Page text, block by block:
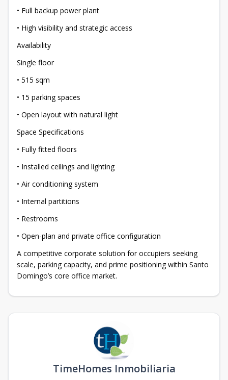
• Full backup power plant
• High visibility and strategic access
Availability
Single floor
• 515 sqm
• 15 parking spaces
• Open layout with natural light
Space Specifications
• Fully fitted floors
• Installed ceilings and lighting
• Air conditioning system
• Internal partitions
• Restrooms
• Open-plan and private office configuration
A competitive corporate solution for occupiers seeking
scale, parking capacity, and prime positioning within Santo
Domingo’s core office market.
TimeHomes Inmobiliaria